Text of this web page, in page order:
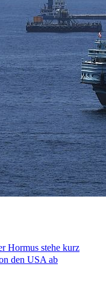
Hormus stehe kurz
den USA ab